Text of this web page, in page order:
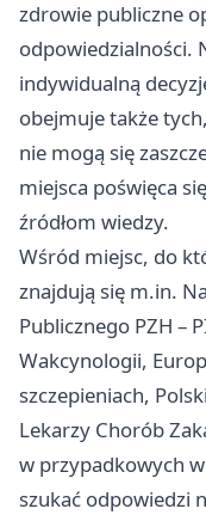
zdrowie publiczne
odpowiedzialności.
indywidualną
obejmuje także
nie mogą się
miejsca poświęca
źródłom wiedzy.
Wśród miejsc, do
znajdują się m.in.
Publicznego PZH –
Wakcynologii,
szczepieniach,
Lekarzy Chorób
w przypadkowych
szukać odpowiedzi